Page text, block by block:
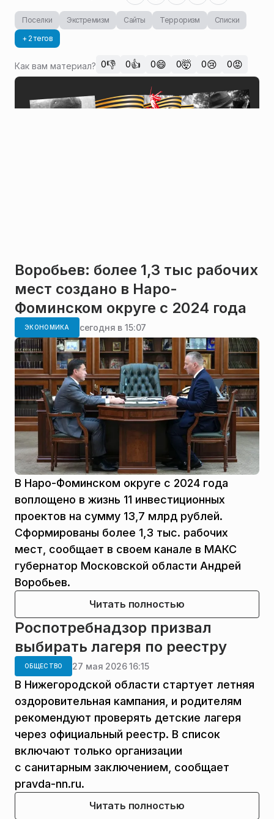
Поселки Экстремизм Сайты Терроризм
Списки
+ 2 тегов
Как вам материал? 0👎 0👍 0😄 0🤯 0😢 0😡
Воробьев: более 1,3 тыс рабочих
мест создано в Наро-
Фоминском округе с 2024 года
ЭКОНОМИКА сегодня в 15:07
В Наро-Фоминском округе с 2024 года
воплощено в жизнь 11 инвестиционных
проектов на сумму 13,7 млрд рублей.
Сформированы более 1,3 тыс. рабочих
мест, сообщает в своем канале в МАКС
губернатор Московской области Андрей
Воробьев.
Читать полностью
Роспотребнадзор призвал
выбирать лагеря по реестру
ОБЩЕСТВО 27 мая 2026 16:15
В Нижегородской области стартует летняя
оздоровительная кампания, и родителям
рекомендуют проверять детские лагеря
через официальный реестр. В список
включают только организации
с санитарным заключением, сообщает
pravda-nn.ru.
Читать полностью